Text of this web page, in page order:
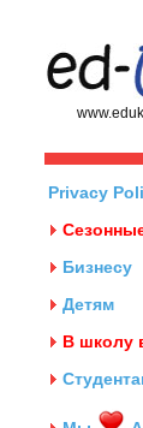
Privacy
Бизнесу
Детям
В школу